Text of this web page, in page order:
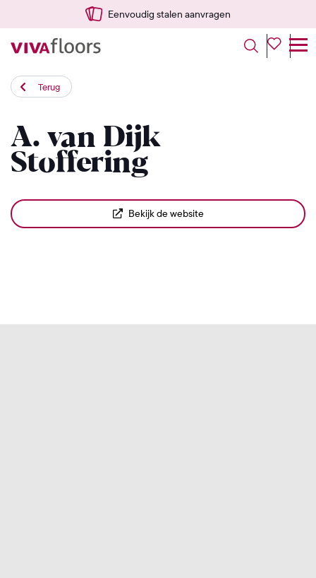
Eenvoudig stalen aanvragen
Terug
A. van Dijk
Stoffering
Bekijk de website